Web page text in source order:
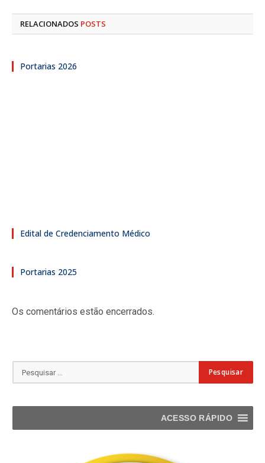
RELACIONADOS POSTS
Portarias 2026
Edital de Credenciamento Médico
Portarias 2025
Os comentários estão encerrados.
ACESSO RÁPIDO